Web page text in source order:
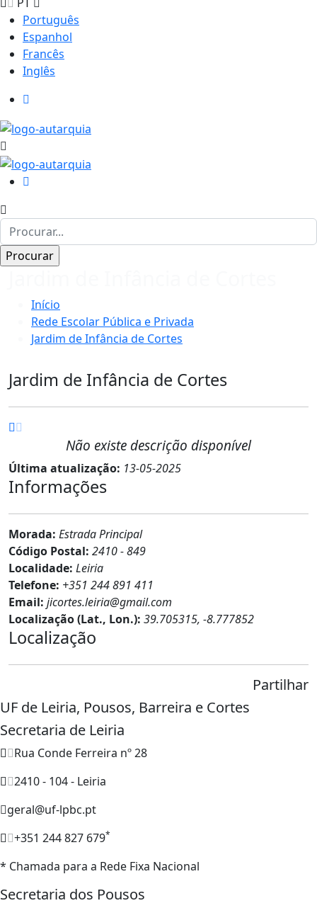
PT
Português
Espanhol
Francês
Inglês
Início
Rede Escolar Pública e Privada
Jardim de Infância de Cortes
Jardim de Infância de Cortes
Não existe descrição disponível
Última atualização: 13-05-2025
Informações
Morada: Estrada Principal
Código Postal: 2410 - 849
Localidade: Leiria
Telefone: +351 244 891 411
Email: jicortes.leiria@gmail.com
Localização (Lat., Lon.): 39.705315, -8.777852
Localização
Partilhar
UF de Leiria, Pousos, Barreira e Cortes
Secretaria de Leiria
Rua Conde Ferreira nº 28
2410 - 104 - Leiria
geral@uf-lpbc.pt
+351 244 827 679*
* Chamada para a Rede Fixa Nacional
Secretaria dos Pousos